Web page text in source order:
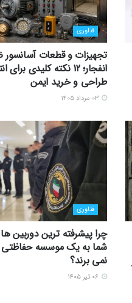
فناوری
تجهیزات و قطعات
انفجار؛ 12 نکته کلیدی
طراحی و خرید ایمن
فناوری
چرا پیشرفته ترین دوربین
شما به یک موسسه حفاظتی
نمی برند؟